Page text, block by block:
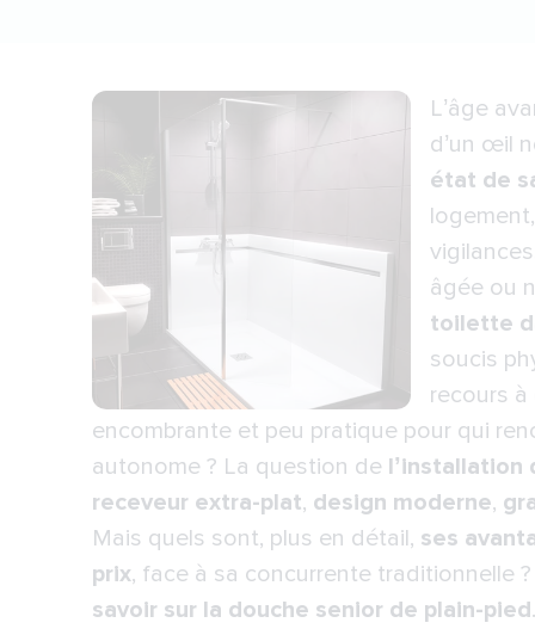
L’âge
d’un œil
état de
âgée ou
toilette
soucis
recours
encombrante et peu pratique pour qui
autonome ? La question de l’installation
receveur extra-plat, design moderne,
Mais quels sont, plus en détail, ses
prix, face à sa concurrente traditionnelle
savoir sur la douche senior de plain-pied.